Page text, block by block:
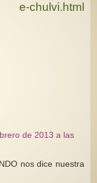
e-chulvi.html
de 2013 a las
nos dice nuestra